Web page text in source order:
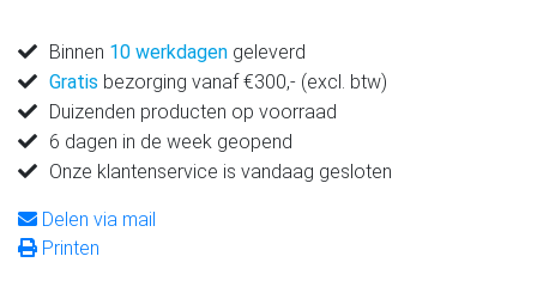
Binnen 10 werkdagen geleverd
Gratis bezorging vanaf €300,- (excl. btw)
Duizenden producten op voorraad
6 dagen in de week geopend
Onze klantenservice is vandaag gesloten
Delen via mail
Printen